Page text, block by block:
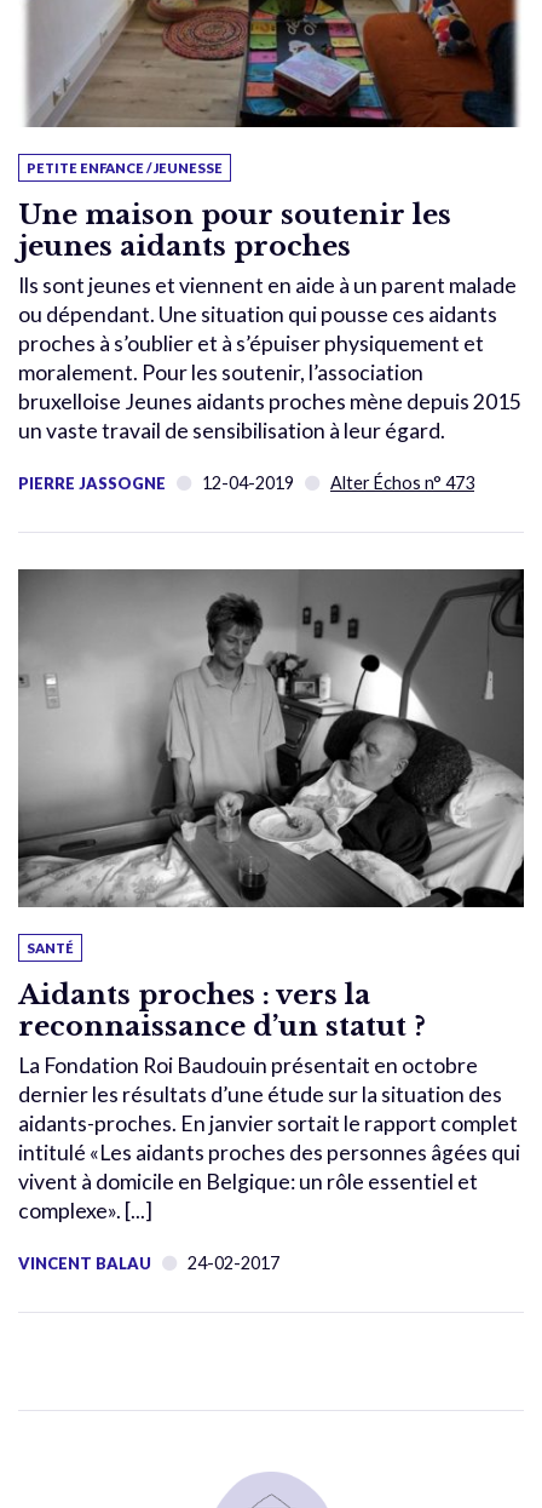
PETITE ENFANCE / JEUNESSE
Une maison pour soutenir les
jeunes aidants proches
Ils sont jeunes et viennent en aide à un parent malade
ou dépendant. Une situation qui pousse ces aidants
proches à s’oublier et à s’épuiser physiquement et
moralement. Pour les soutenir, l’association
bruxelloise Jeunes aidants proches mène depuis 2015
un vaste travail de sensibilisation à leur égard.
PIERRE JASSOGNE 12-04-2019 Alter Échos n° 473
SANTÉ
Aidants proches : vers la
reconnaissance d’un statut ?
La Fondation Roi Baudouin présentait en octobre
dernier les résultats d’une étude sur la situation des
aidants-proches. En janvier sortait le rapport complet
intitulé «Les aidants proches des personnes âgées qui
vivent à domicile en Belgique: un rôle essentiel et
complexe». [...]
VINCENT BALAU 24-02-2017